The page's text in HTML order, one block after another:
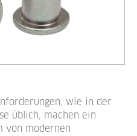
wie in der
üblich, machen ein
von modernen